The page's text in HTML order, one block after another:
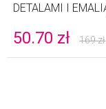
DETALAMI I
50.70 zł 169zł